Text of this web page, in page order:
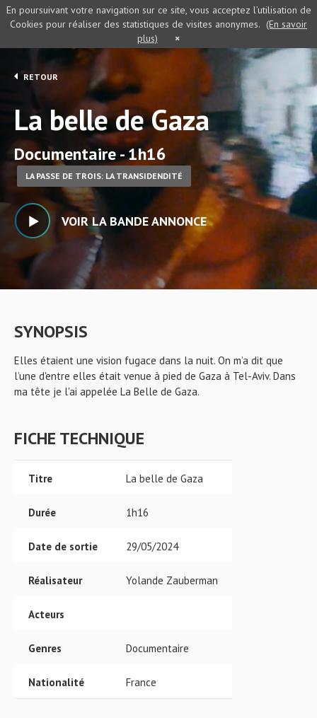
RETOUR
La belle de Gaza
Documentaire - 1h16
LA PASSE DE TROIS: LA TRANSIDENDITÉ
VOIR LA BANDE ANNONCE
SYNOPSIS
Elles étaient une vision fugace dans la nuit. On m’a dit que
l’une d'entre elles était venue à pied de Gaza à Tel-Aviv. Dans
ma tête je l'ai appelée La Belle de Gaza.
FICHE TECHNIQUE
Titre La belle de Gaza
Durée 1h16
Date de sortie 29/05/2024
Réalisateur Yolande Zauberman
Acteurs
Genres Documentaire
Nationalité France
En poursuivant votre navigation sur ce site, vous acceptez l’utilisation de
Cookies pour réaliser des statistiques de visites anonymes. (En savoir
plus)
×